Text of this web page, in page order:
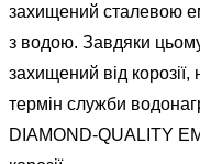
захищений сталевою
з водою. Завдяки
захищений від корозії,
термін служби
DIAMOND-QUALITY